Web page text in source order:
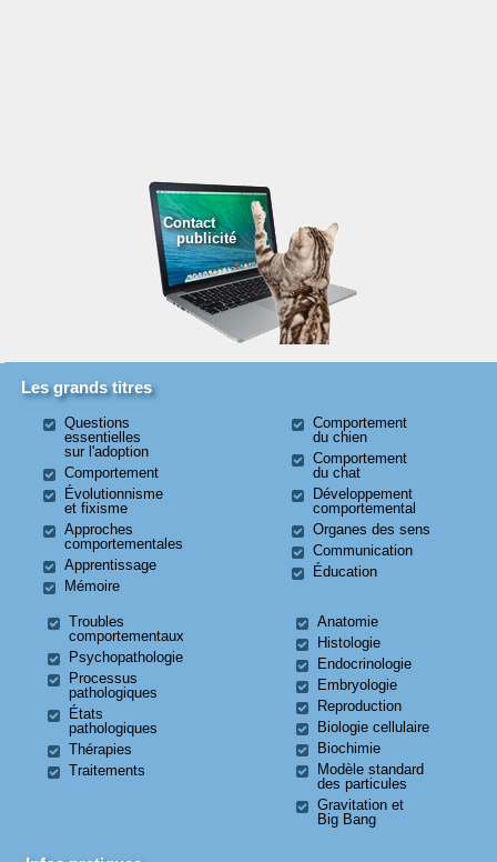
Contact
publicité
Les grands titres
Questions
essentielles
sur l'adoption
Comportement
Évolutionnisme
et fixisme
Approches
comportementales
Apprentissage
Mémoire
Comportement
du chien
Comportement
du chat
Développement
comportemental
Organes des sens
Communication
Éducation
Troubles
comportementaux
Psychopathologie
Processus
pathologiques
États
pathologiques
Thérapies
Traitements
Anatomie
Histologie
Endocrinologie
Embryologie
Reproduction
Biologie cellulaire
Biochimie
Modèle standard
des particules
Gravitation et
Big Bang